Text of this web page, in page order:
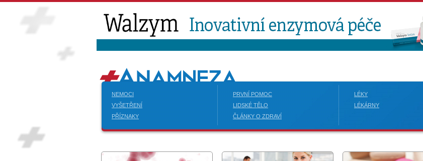
NEMOCI
VYŠETŘENÍ
PŘÍZNAKY
PRVNÍ POMOC
LIDSKÉ TĚLO
ČLÁNKY O ZDRAVÍ
LÉKY
LÉKÁRNY